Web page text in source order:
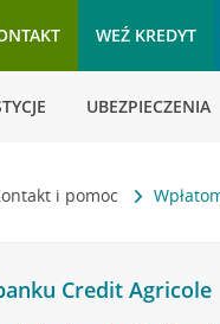
WEŹ KREDYT
UBEZPIECZENIA
i pomoc
Credit Agricole